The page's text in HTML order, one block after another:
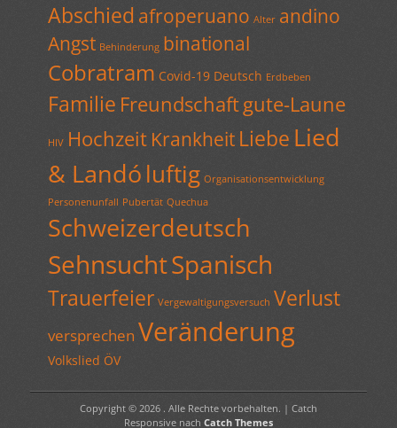
Abschied afroperuano Alter andino
Angst Behinderung binational
Cobratram Covid-19 Deutsch Erdbeben
Familie Freundschaftgute-Laune
HIV Hochzeit Krankheit Liebe Lied
& Landóluftig Organisationsentwicklung
Personenunfall Pubertät Quechua
Schweizerdeutsch
SehnsuchtSpanisch
Trauerfeier Vergewaltigungsversuch Verlust
versprechen Veränderung
Volkslied ÖV
Copyright © 2026 . Alle Rechte vorbehalten. | Catch
Responsive nach Catch Themes